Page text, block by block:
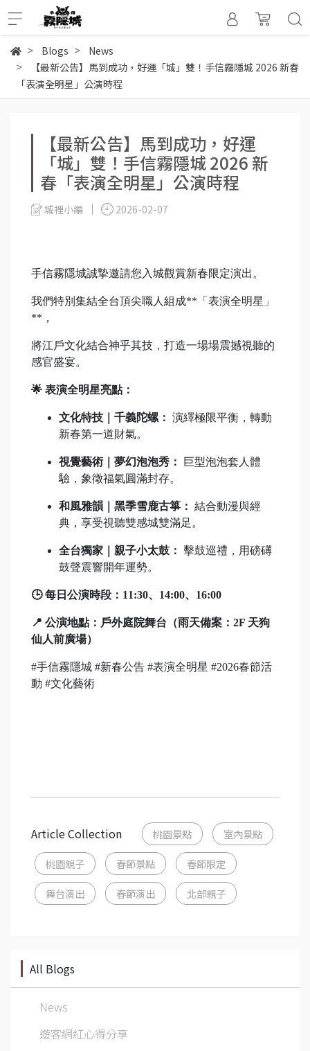
Blogs
News
【最新公告】馬到成功，好運「城」雙！手信霧隱城 2026 新春
「表演全明星」公演時程
【最新公告】馬到成功，好運
「城」雙！手信霧隱城 2026 新
春「表演全明星」公演時程
城裡小編 2026-02-07
手信霧隱城誠摯邀請您入城觀賞新春限定演出。
我們特別集結全台頂尖職人組成**「表演全明星」
**，
將江戶文化結合神乎其技，打造一場場震撼視聽的
感官盛宴。
🌟 表演全明星亮點：
文化特技｜千義陀螺： 演繹極限平衡，轉動
新春第一道財氣。
視覺藝術｜夢幻泡泡秀：
巨型泡泡套人體
驗，象徵福氣圓滿封存。
和風雅韻｜黑季雪鹿古箏： 結合動漫與經
典，享受視聽雙感城雙滿足。
全台獨家｜親子小太鼓：
擊鼓巡禮，用磅礡
鼓聲震響開年運勢。
🕒 每日公演時段：11:30、14:00、16:00
📍 公演地點：戶外庭院舞台（雨天備案：2F 天狗
仙人前廣場）
#手信霧隱城 #新春公告 #表演全明星 #2026春節活
動 #文化藝術
Article Collection 桃園景點 室內景點
桃園親子 春節景點 春節限定
舞台演出 春節演出 北部親子
All Blogs
News
遊客網紅心得分享